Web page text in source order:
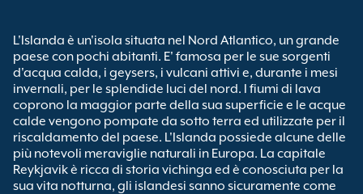
L'Islanda è un'isola situata nel Nord Atlantico, un grande
paese con pochi abitanti. E' famosa per le sue sorgenti
d'acqua calda, i geysers, i vulcani attivi e, durante i mesi
invernali, per le splendide luci del nord. I fiumi di lava
coprono la maggior parte della sua superficie e le acque
calde vengono pompate da sotto terra ed utilizzate per il
riscaldamento del paese. L'Islanda possiede alcune delle
più notevoli meraviglie naturali in Europa. La capitale
Reykjavik è ricca di storia vichinga ed è conosciuta per la
sua vita notturna, gli islandesi sanno sicuramente come